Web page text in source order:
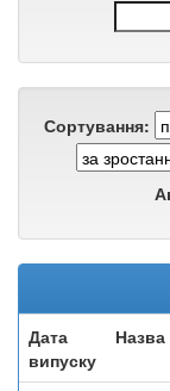
Сортування:
Дата
випуску
Назва